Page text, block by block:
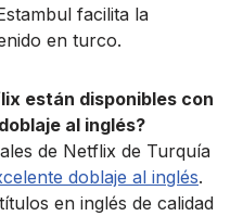
facilita la
en turco.
están disponibles con
al inglés?
de Netflix de Turquía
doblaje al inglés.
en inglés de calidad